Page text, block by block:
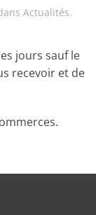
Actualités.
jours sauf le
recevoir et de